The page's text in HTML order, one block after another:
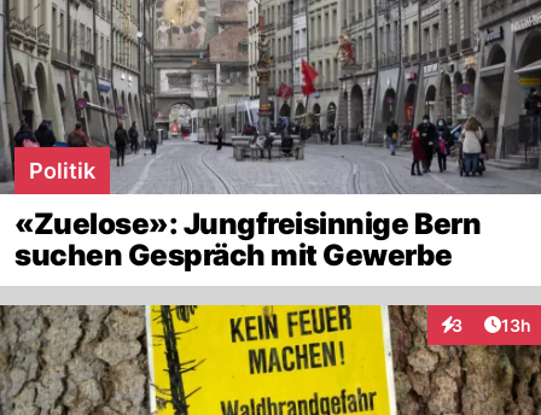
Politik
«Zuelose»: Jungfreisinnige Bern
suchen Gespräch mit Gewerbe
3
Interaktionen
13h